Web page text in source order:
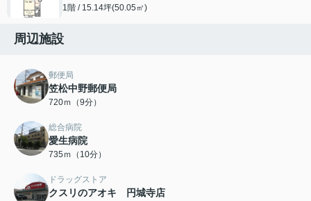
1階 / 15.14坪(50.05㎡)
周辺施設
郵便局
笠松中野郵便局
720ｍ（9分）
総合病院
愛生病院
735ｍ（10分）
ドラッグストア
クスリのアオキ 円城寺店